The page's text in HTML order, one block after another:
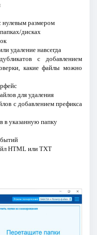
нулевым размером
дисках
удаление навсегда
с добавлением
какие файлы можно
для удаления
с добавлением префикса
в указанную папку
HTML или TXT